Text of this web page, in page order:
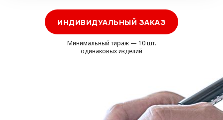
ИНДИВИДУАЛЬНЫЙ ЗАКАЗ
Минимальный тираж — 10 шт.
одинаковых изделий